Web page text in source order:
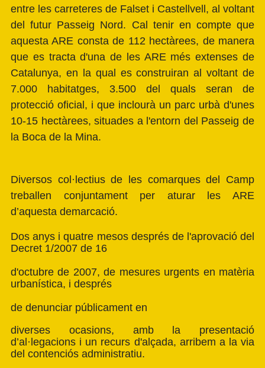
entre les carreteres de Falset i Castellvell, al voltant
del futur Passeig Nord. Cal tenir en compte que
aquesta ARE consta de 112 hectàrees, de manera
que es tracta d'una de les ARE més extenses de
Catalunya, en la qual es construiran al voltant de
7.000 habitatges, 3.500 del quals seran de
protecció oficial, i que inclourà un parc urbà d'unes
10-15 hectàrees, situades a l'entorn del Passeig de
la Boca de la Mina.
Diversos col·lectius de les comarques del Camp
treballen conjuntament per aturar les ARE
d’aquesta demarcació.
Dos anys i quatre mesos després de l'aprovació del
Decret 1/2007 de 16
d'octubre de 2007, de mesures urgents en matèria
urbanística, i després
de denunciar públicament en
diverses ocasions, amb la presentació
d’al·legacions i un recurs d'alçada, arribem a la via
del contenciós administratiu.